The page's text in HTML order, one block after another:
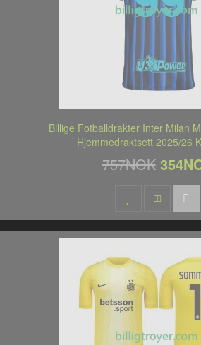
Billige Fotballdrakter Inter Milan
Hjemmedraktsett 2025/26
757NOK